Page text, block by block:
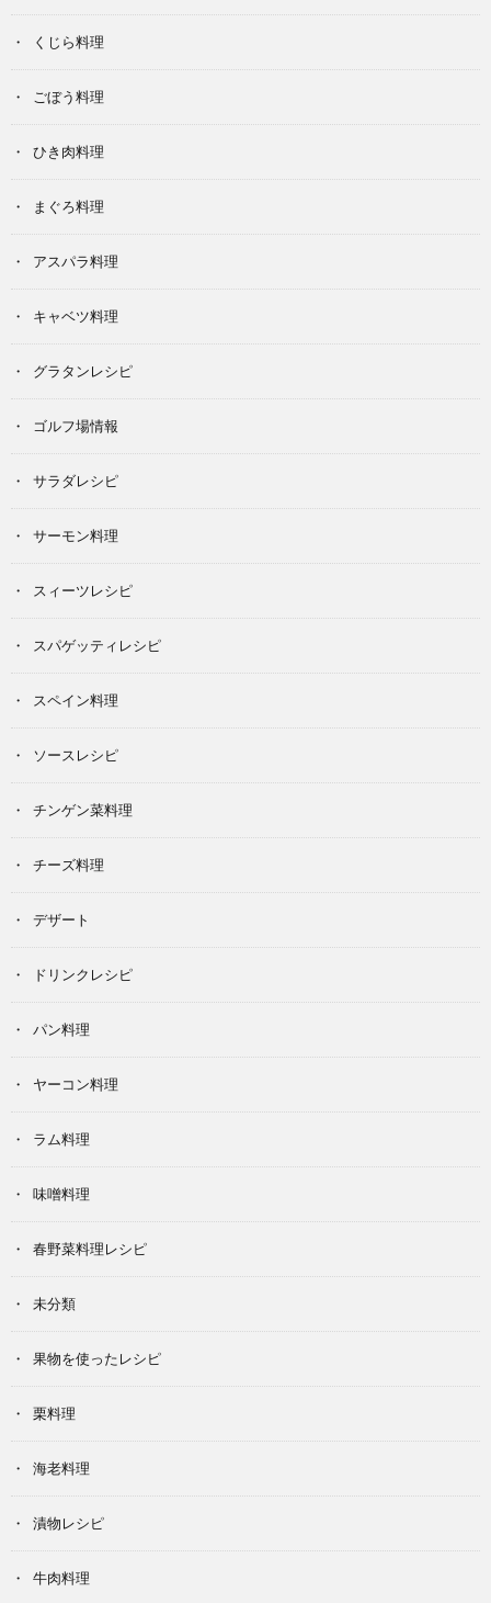
くじら料理
ごぼう料理
ひき肉料理
まぐろ料理
アスパラ料理
キャベツ料理
グラタンレシピ
ゴルフ場情報
サラダレシピ
サーモン料理
スィーツレシピ
スパゲッティレシピ
スペイン料理
ソースレシピ
チンゲン菜料理
チーズ料理
デザート
ドリンクレシピ
パン料理
ヤーコン料理
ラム料理
味噌料理
春野菜料理レシピ
未分類
果物を使ったレシピ
栗料理
海老料理
漬物レシピ
牛肉料理